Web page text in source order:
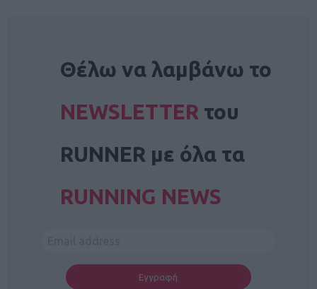
Θέλω να λαμβάνω το
NEWSLETTER του
RUNNER με όλα τα
RUNNING NEWS